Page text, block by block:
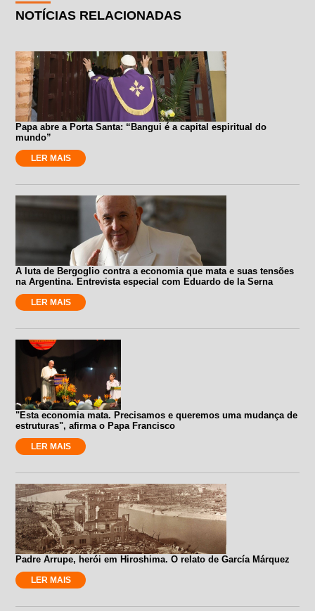
NOTÍCIAS RELACIONADAS
Papa abre a Porta Santa: “Bangui é a capital espiritual do
mundo”
LER MAIS
A luta de Bergoglio contra a economia que mata e suas tensões
na Argentina. Entrevista especial com Eduardo de la Serna
LER MAIS
"Esta economia mata. Precisamos e queremos uma mudança de
estruturas", afirma o Papa Francisco
LER MAIS
Padre Arrupe, herói em Hiroshima. O relato de García Márquez
LER MAIS